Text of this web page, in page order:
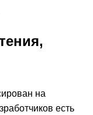
на
есть